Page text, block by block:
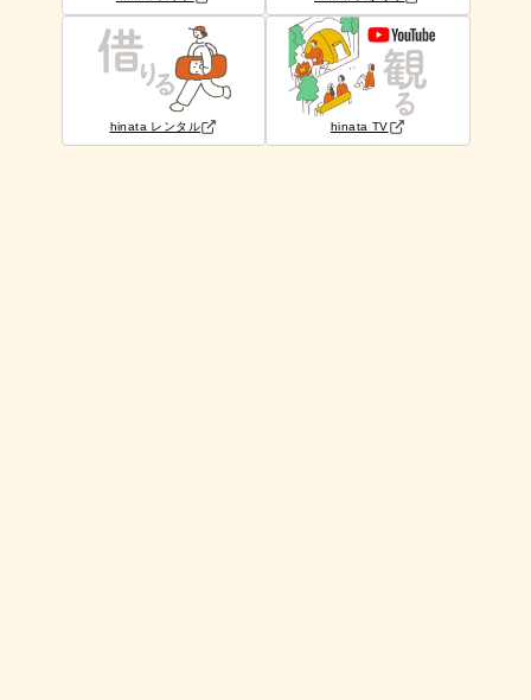
hinata レンタル hinata TV